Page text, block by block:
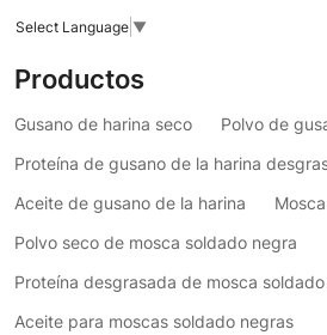
Select Language ▼
Productos
Gusano de harina seco
Polvo de
Proteína de gusano de la harina
Aceite de gusano de la harina
Polvo seco de mosca soldado negra
Proteína desgrasada de mosca
Aceite para moscas soldado negras